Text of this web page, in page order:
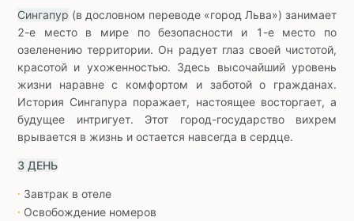
Сингапур (в дословном переводе «город Льва») занимает
2-е место в мире по безопасности и 1-е место по
озеленению территории. Он радует глаз своей чистотой,
красотой и ухоженностью. Здесь высочайший уровень
жизни наравне с комфортом и заботой о гражданах.
История Сингапура поражает, настоящее восторгает, а
будущее интригует. Этот город-государство вихрем
врывается в жизнь и остается навсегда в сердце.
3 ДЕНЬ
∙ Завтрак в отеле
∙ Освобождение номеров